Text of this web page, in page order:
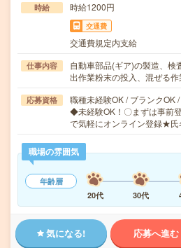
時給 時給1200円
交通費
交通費規定内支給
仕事内容
自動車部品(ギア)の製造、検
出作業粉末の投入、混ぜる
応募資格
職種未経験OK / ブランクOK
◆未経験OK！〇まずは事前
で気軽にオンライン登録★
職場の雰囲気
年齢層
20代
30代
気になる! 応募へ進む